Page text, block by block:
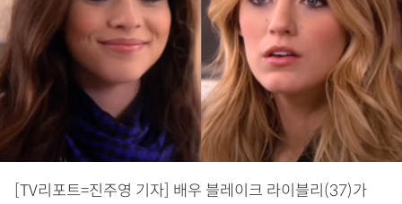
[TV리포트=진주영 기자] 배우 블레이크 라이블리(37)가